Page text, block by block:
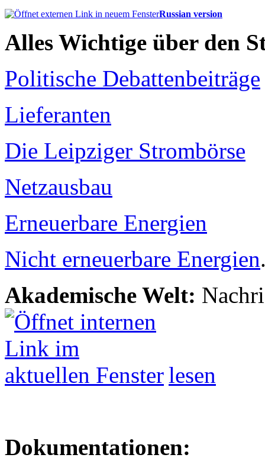
Russian version
Alles Wichtige über den
Politische Debattenbeiträge
Lieferanten
Die Leipziger Strombörse
Netzausbau
Erneuerbare Energien
Nicht erneuerbare Energien
Akademische Welt:
lesen
Dokumentationen: